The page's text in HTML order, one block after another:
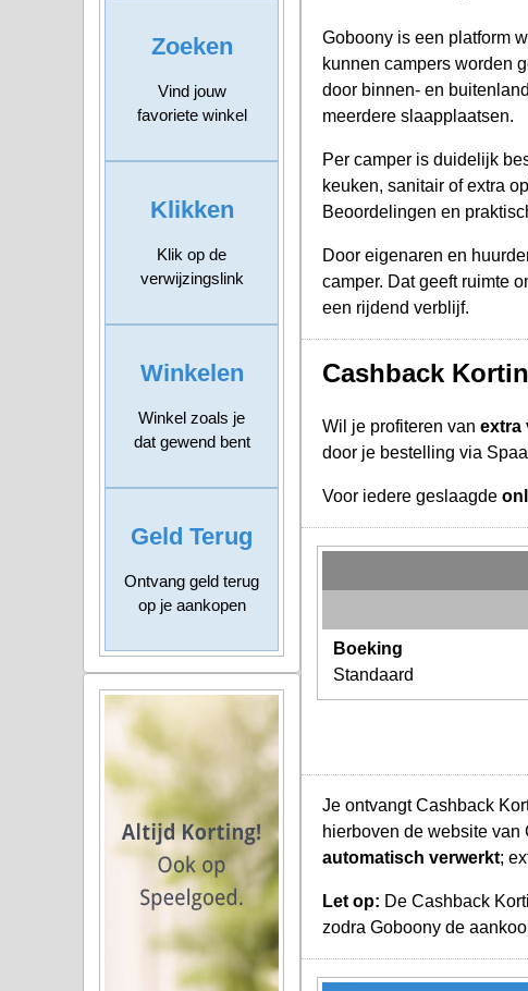
Zoeken
Vind jouw
favoriete winkel
Klikken
Klik op de
verwijzingslink
Winkelen
Winkel zoals je
dat gewend bent
Geld Terug
Ontvang geld terug
op je aankopen
Goboony is een platform
kunnen campers worden
door binnen- en
meerdere slaapplaatsen.
Per camper is duidelijk
keuken, sanitair of extra
Beoordelingen en
Door eigenaren en
camper. Dat geeft ruimte
een rijdend verblijf.
Cashback
Wil je profiteren van extra
door je bestelling via
Voor iedere geslaagde
Boeking
Standaard
Je ontvangt Cashback
hierboven de website
automatisch verwerkt;
Let op: De Cashback
zodra Goboony de